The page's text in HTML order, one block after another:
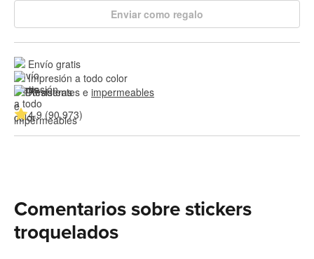
Enviar como regalo
Envío gratis
Impresión a todo color
Resistentes e impermeables
4.9 (90,973)
Comentarios sobre stickers
troquelados